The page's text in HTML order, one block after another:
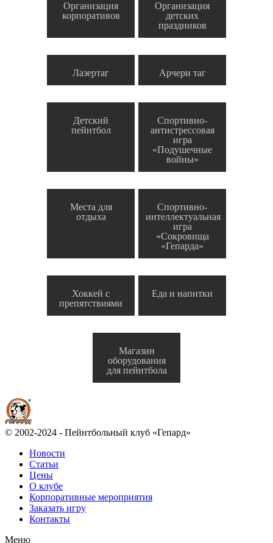
Организация
корпоративов
Организация
детских
праздников
Лазертаг Арчери таг
Детский
пейнтбол
Спортивно-
антистрессовая
игра
«Подушечные
войны»
Места для
отдыха
Спортивно-
интеллектуальная
игра
«Сокровища
«Гепарда»
Хоккей с
препятствиями
Еда и напитки
Магазин
оборудования
для пейнтбола
© 2002-2024 - Пейнтбольный клуб «Гепард»
Новости
Статьи
Цены
О клубе
Корпоративные мероприятия
Заказать игру
Контакты
Меню